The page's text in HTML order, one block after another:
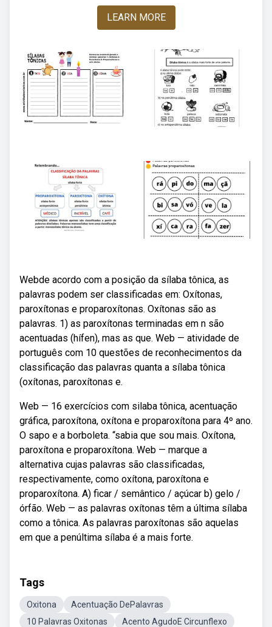
LEARN MORE
Webde acordo com a posição da sílaba tônica, as
palavras podem ser classificadas em: Oxítonas,
paroxítonas e proparoxítonas. Oxítonas são as
palavras. 1) as paroxítonas terminadas em n são
acentuadas (hífen), mas as que. Web — atividade de
português com 10 questões de reconhecimentos da
classificação das palavras quanta a sílaba tônica
(oxítonas, paroxítonas e.
Web — 16 exercícios com silaba tônica, acentuação
gráfica, paroxítona, oxítona e proparoxítona para 4º ano.
O sapo e a borboleta. “sabia que sou mais. Oxítona,
paroxítona e proparoxítona. Web — marque a
alternativa cujas palavras são classificadas,
respectivamente, como oxítona, paroxítona e
proparoxítona. A) ficar / semântico / açúcar b) gelo /
órfão. Web — as palavras oxítonas têm a última sílaba
como a tônica. As palavras paroxítonas são aquelas
em que a penúltima sílaba é a mais forte.
Tags
Oxitona
Acentuação DePalavras
10 Palavras Oxitonas
Acento AgudoE Circunflexo